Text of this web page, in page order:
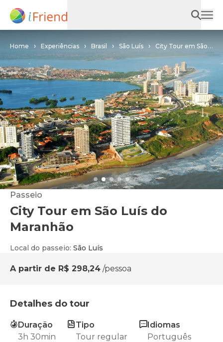
Home Experiências Brasil São Luís
City Tour em São
Luís do Maranhão
Passeio
City Tour em São Luís do
Maranhão
Local do passeio: São Luís
A partir de R$ 298,24 /pessoa
Detalhes do tour
Duração
3h 30min
Tipo
Tour regular
Idiomas
Português